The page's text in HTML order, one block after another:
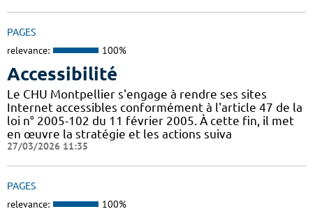
PAGES
relevance: 100%
Accessibilité
Le CHU Montpellier s'engage à rendre ses sites
Internet accessibles conformément à l'article 47 de la
loi n° 2005-102 du 11 février 2005. À cette fin, il met
en œuvre la stratégie et les actions suiva
27/03/2026 11:35
PAGES
relevance: 100%